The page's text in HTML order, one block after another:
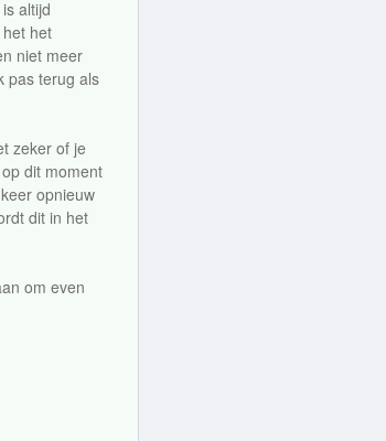
altijd
het
niet meer
pas terug als
zeker of je
dit moment
opnieuw
dit in het
om even